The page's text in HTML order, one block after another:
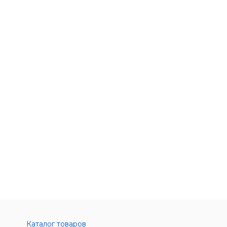
Каталог товаров